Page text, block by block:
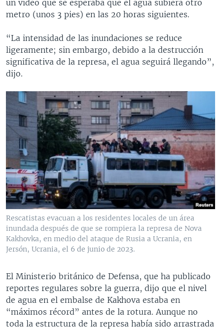
un video que se esperaba que el agua subiera otro
metro (unos 3 pies) en las 20 horas siguientes.
“La intensidad de las inundaciones se reduce
ligeramente; sin embargo, debido a la destrucción
significativa de la represa, el agua seguirá llegando”,
dijo.
Rescatistas evacuan a los residentes locales de un área
inundada después de que se rompiera la represa de Nova
Kakhovka, en medio del ataque de Rusia a Ucrania, en
Jersón, Ucrania, el 6 de junio de 2023.
El Ministerio británico de Defensa, que ha publicado
reportes regulares sobre la guerra, dijo que el nivel
de agua en el embalse de Kakhova estaba en
“máximos récord” antes de la rotura. Aunque no
toda la estructura de la represa había sido arrastrada